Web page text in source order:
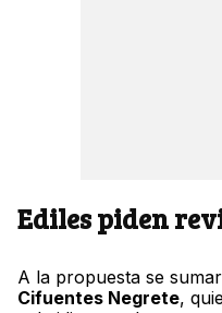
Ediles piden
A la propuesta se
Cifuentes Negrete,